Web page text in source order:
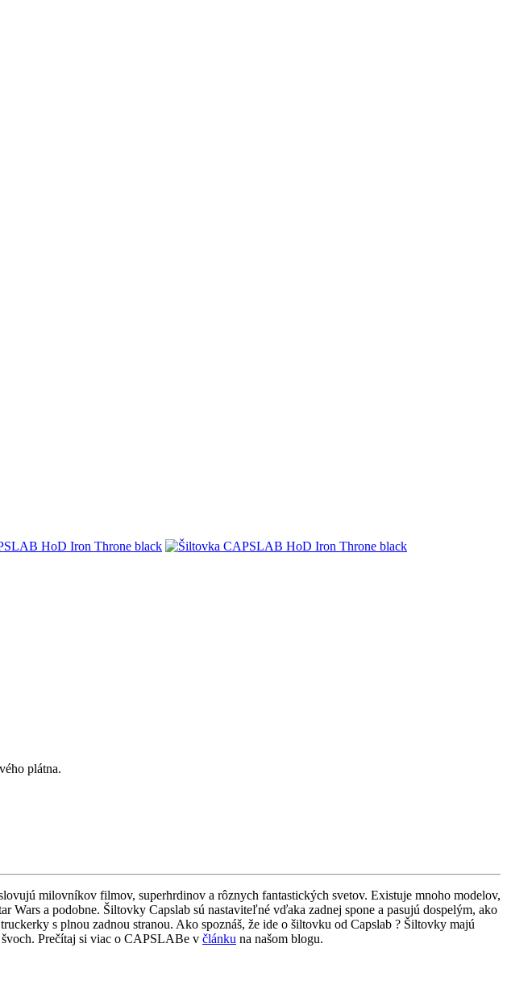
plátna.
milovníkov filmov, superhrdinov a rôznych fantastických svetov. Existuje mnoho modelov,
a podobne. Šiltovky Capslab sú nastaviteľné vďaka zadnej spone a pasujú dospelým, ako
s plnou zadnou stranou. Ako spoznáš, že ide o šiltovku od Capslab ? Šiltovky majú
Prečítaj si viac o CAPSLABe v článku na našom blogu.